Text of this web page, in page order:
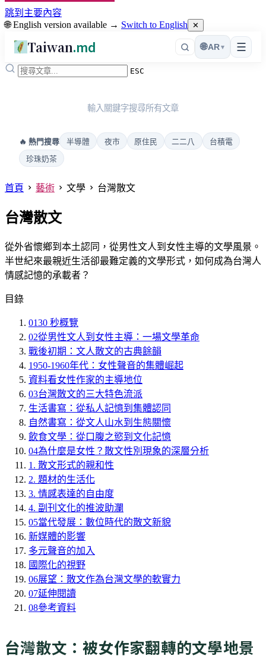
跳到主要內容
🌐 English version available → Switch to English ✕
Taiwan.md ☰
🌐AR▾
ESC
輸入關鍵字搜尋所有文章
🔥 熱門搜尋 半導體 夜市 原住民 二二八
台積電
珍珠奶茶
首頁 藝術 文學 台灣散文
台灣散文
從外省懷鄉到本土認同，從男性文人到女性主導的文學風景。
半世紀來最親近生活卻最難定義的文學形式，如何成為台灣人
情感記憶的承載者？
目錄
0130 秒概覽
02從男性文人到女性主導：一場文學革命
戰後初期：文人散文的古典餘韻
1950-1960年代：女性聲音的集體崛起
資料看女性作家的主導地位
03台灣散文的三大特色流派
生活書寫：從私人記憶到集體認同
自然書寫：從文人山水到生態關懷
飲食文學：從口腹之慾到文化記憶
04為什麼是女性？散文性別現象的深層分析
1. 散文形式的親和性
2. 題材的生活化
3. 情感表達的自由度
4. 副刊文化的推波助瀾
05當代發展：數位時代的散文新貌
新媒體的影響
多元聲音的加入
國際化的視野
06展望：散文作為台灣文學的軟實力
07延伸閱讀
08參考資料
台灣散文：被女作家翻轉的文學地景